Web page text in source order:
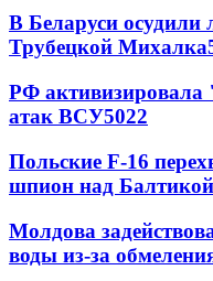
В Беларуси
Трубецкой Михалка
РФ
атак ВСУ5022
Польские F-16
шпион над Балтикой
Молдова
воды из-за